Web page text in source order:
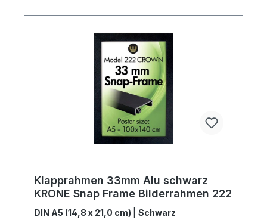
Klapprahmen 33mm Alu schwarz
KRONE Snap Frame Bilderrahmen 222
DIN A5 (14,8 x 21,0 cm) Schwarz